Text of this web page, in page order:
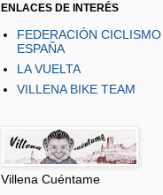
ENLACES DE INTERÉS
FEDERACIÓN CICLISMO
ESPAÑA
LA VUELTA
VILLENA BIKE TEAM
Villena Cuéntame